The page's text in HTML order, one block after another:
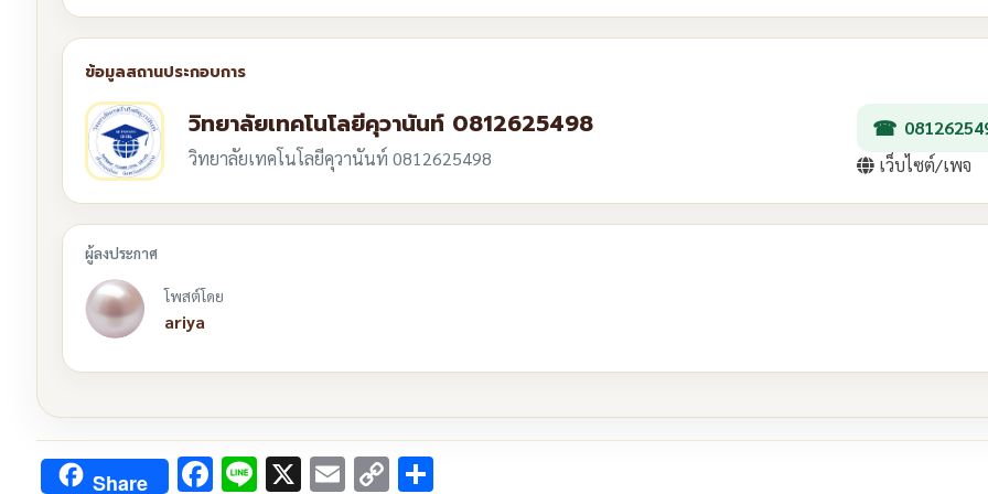
วิทยาลัยเทคโนโลยีคุวานันท์ 0812625498
วิทยาลัยเทคโนโลยีคุวานันท์ 0812625498
เว็บไซต์/เพจ
โพสต์โดย
ariya
Share Facebook
Line
X Email
Copy